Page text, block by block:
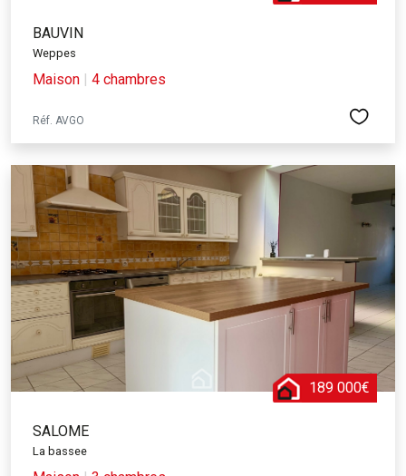
BAUVIN
Weppes
Maison | 4 chambres
Réf. AVGO
189 000€
SALOME
La bassee